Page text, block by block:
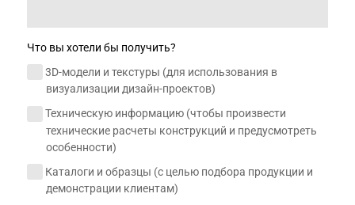
Что вы хотели бы получить?
3D-модели и текстуры (для использования в
визуализации дизайн-проектов)
Техническую информацию (чтобы произвести
технические расчеты конструкций и предусмотреть
особенности)
Каталоги и образцы (с целью подбора продукции и
демонстрации клиентам)